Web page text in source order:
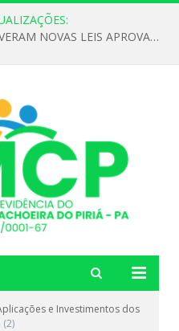
DECLARAMOS QUE NÃO HOUVERAM NOVAS LEIS APROVADAS ATÉ O MOMENTO PARA O INSTITUTO DE PREVIDÊNCIA NO ANO DE 2026
e Investimentos dos
(2)